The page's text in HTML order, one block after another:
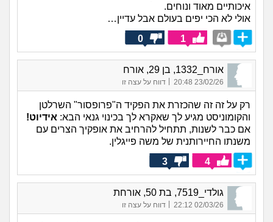
איכותיים מאוד ונוחים.
אולי לא הכי יפים בעולם אבל עדיין…
1
0
אורח_1332, בן 29, אורח
23/02/26 20:48
| דווח על עצה זו
רק על זה זה שהכזרת את הפקיד ה"פרופסור" השרלטן
והקומוניסט מגיע לך שאקרא לך בכינוי גנאי הבא: אידיוט!
אם כבר לשנות, תתחיל להרחיב את אופקיך הצרים עם
משנתו החיירותנית של משה פייגלין.
4
3
גולדי_7519, בת 50, אורחת
02/03/26 22:12 דווח על עצה זו